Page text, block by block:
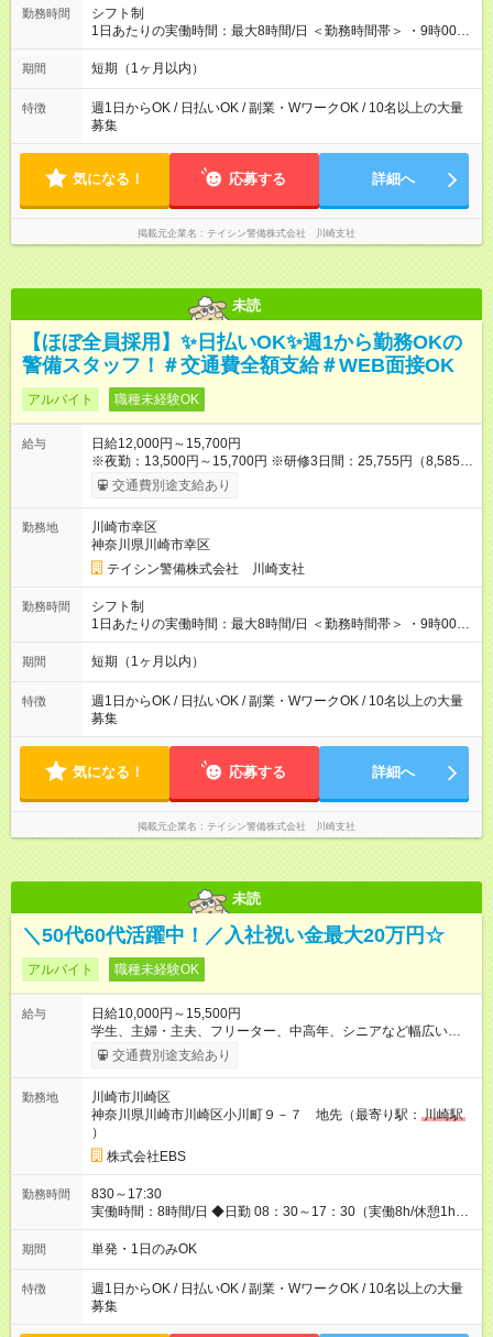
用期間の長さ：2ヶ月 雇用形態、給与は本採用時と同じです。
勤務時間
シフト制
1日あたりの実働時間：最大8時間/日 ＜勤務時間帯＞ ・9時00分
～18時00分 ・20時00分～05時00分 ◎週1日から勤務可能で、1
週間ごとの自己申告制シフトを採用。短期勤務や副業としての
イフスタイルに合わせた働き方ができます。有給休暇も積極的
に取得可能です！
期間 短期（1ヶ月以内）
特徴
週1日からOK / 日払いOK / 副業・WワークOK / 10名以上の大量
募集
気になる！ 応募する 詳細へ
掲載元企業名 テイシン警備株式会社 川崎支社
未読
【ほぼ全員採用】✨日払いOK✨週1から勤務OKの
警備スタッフ！＃交通費全額支給＃WEB面接OK
アルバイト 職種未経験OK
給与
日給12,000円～15,700円
※夜勤：13,500円～15,700円 ※研修3日間：25,755円（8,585円
×3日間／計21時間） ✅早上がりでも日給全額保証◎ ✅寮完備！
即入居OK！ ✅週1日～勤務OK ✅週5日勤務×フルタイムも可能 ✅
得費用は会社が全額負担します。 ＜＜ ✨紹介報奨金キャンペー
ン✨ ＞＞ 紹介する側＆入社する側も嬉しい制度！ 条件に応じ
て、下記報奨金を支給♪ ■紹介者：最大10万円 ■入社者：最大5万
円 ■入社者（即戦力）：最大7万円 【試用期間】試用期間あり 試
用期間の長さ：2ヶ月 雇用形態、給与は本採用時と同じです。
交通費別途支給あり
勤務地
川崎市幸区
神奈川県川崎市幸区
テイシン警備株式会社 川崎支社
勤務時間
シフト制
1日あたりの実働時間：最大8時間/日 ＜勤務時間帯＞ ・9時00分
～18時00分 ・20時00分～05時00分 ◎週1日から勤務可能で、1
週間ごとの自己申告制シフトを採用。短期勤務や副業としての
イフスタイルに合わせた働き方ができます。有給休暇も積極的
に取得可能です！
期間 短期（1ヶ月以内）
特徴
週1日からOK / 日払いOK / 副業・WワークOK / 10名以上の大量
募集
気になる！ 応募する 詳細へ
掲載元企業名 テイシン警備株式会社 川崎支社
未読
＼50代60代活躍中！／入社祝い金最大20万円☆
アルバイト 職種未経験OK
給与
日給10,000円～15,500円
学生、主婦・主夫、フリーター、中高年、シニアなど幅広い世
代が活躍中！ 意欲が強い方々が得意を生かして、年齢を問わず
キャリアアップしています！ ◆スタートダッシュに 入社祝金最
資格取得費用すべて弊社がお出しします♪ ◆交通費「全額」支給
公共交通機関を利用の履歴を提出で、交通費全額支給！ 自動車
通勤・バイク通勤もOK ◆日当保証 たとえ仕事が1時間で終わっ
ても 日当は全額お支払いします！ ◆制服貸与 制服は全て無償で
貸し出します。保証金は一切いただきません。 他にも、リュッ
クサック、快適に働ける空調服や防寒ベストのご用意もありま
す♪ 【試用期間】試用期間なし
交通費別途支給あり
勤務地
川崎市川崎区
神奈川県川崎市川崎区小川町９－７ 地先（最寄り駅： 川崎駅
）
株式会社EBS
勤務時間
830～17:30
実働時間：8時間/日 ◆日勤 08：30～17：30（実働8h/休憩1h）
◆夜勤 20：30～翌05：30（実働8h/休憩1h） ※勤務地により勤
務時間は多少変動あり ◆希望のシフトで働ける！ 希望の勤務日
夜勤・深夜・早朝のお仕事もございます
期間 単発・1日のみOK
特徴
週1日からOK / 日払いOK / 副業・WワークOK / 10名以上の大量
募集